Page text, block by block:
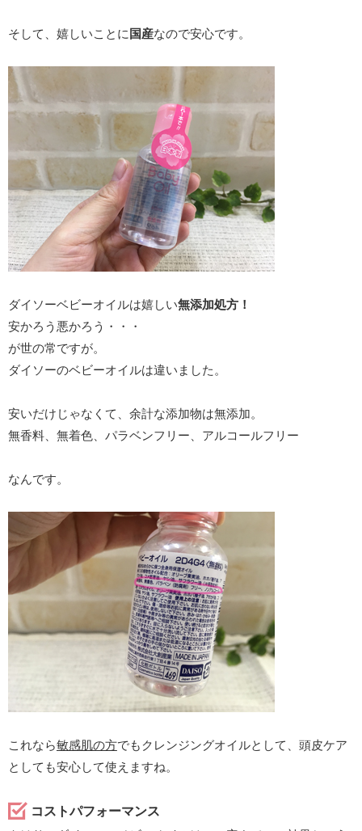
そして、嬉しいことに 国産なので安心です。
ダイソーベビーオイルは嬉しい無添加処方！
安かろう悪かろう・・・
が世の常ですが。
ダイソーのベビーオイルは違いました。
安いだけじゃなくて、余計な添加物は無添加。
無香料、無着色、パラベンフリー、アルコールフリー
なんです。
これなら敏感肌の方でもクレンジングオイルとして、頭皮ケア
としても安心して使えますね。
コストパフォーマンス